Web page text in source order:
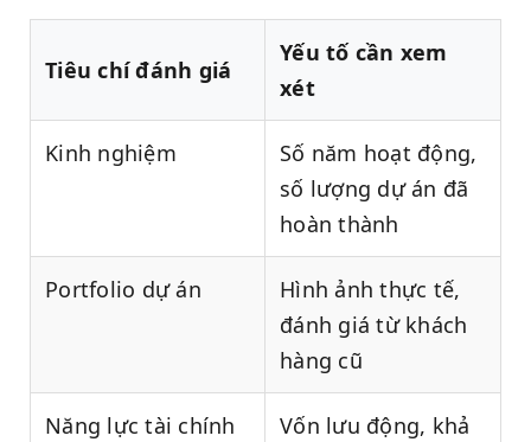
Tiêu chí đánh giá
Yếu tố cần xem
xét
Kinh nghiệm
Số năm hoạt động,
số lượng dự án đã
hoàn thành
Portfolio dự án
Hình ảnh thực tế,
đánh giá từ khách
hàng cũ
Năng lực tài chính
Vốn lưu động, khả